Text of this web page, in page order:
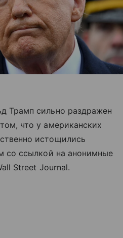
Трамп сильно раздражен
что у американских
истощились
со ссылкой на анонимные
Street Journal.